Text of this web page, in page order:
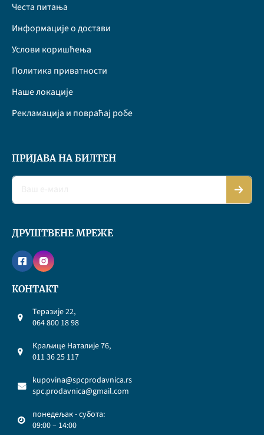
Честа питања
Информације о достави
Услови коришћења
Политика приватности
Наше локације
Рекламација и повраћај робе
ПРИЈАВА НА БИЛТЕН
ДРУШТВЕНЕ МРЕЖЕ
КОНТАКТ
Теразије 22,
064 800 18 98
Краљице Наталије 76,
011 36 25 117
kupovina@spcprodavnica.rs
spc.prodavnica@gmail.com
понедељак - субота:
09:00 – 14:00